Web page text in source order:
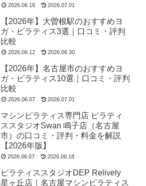
2026.06.16 2026.07.01
【2026年】大曽根駅のおすすめヨ
ガ・ピラティス3選｜口コミ・評判
比較
2026.06.12 2026.06.30
【2026年】名古屋市のおすすめヨ
ガ・ピラティス10選｜口コミ・評判
比較
2026.06.07 2026.07.01
マシンピラティス専門店 ピラティ
ススタジオSwan 鳴子店（名古屋
市）の口コミ・評判・料金を解説
【2026年版】
2026.06.07 2026.06.18
ピラティススタジオDEP Relively
星ヶ丘店｜名古屋マシンピラティス